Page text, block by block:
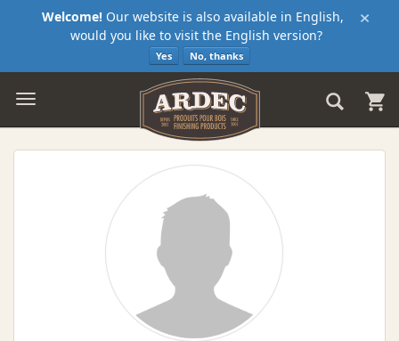
×
Welcome! Our website is also available in English,
would you like to visit the English version?
Yes No, thanks